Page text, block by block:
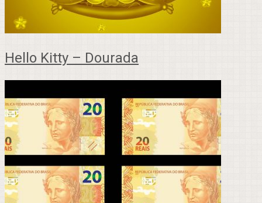
Hello Kitty – Dourada